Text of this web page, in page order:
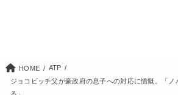
HOME
ATP
ジョコビッチ父が豪政府の息子への対応に憤慨。「
る」